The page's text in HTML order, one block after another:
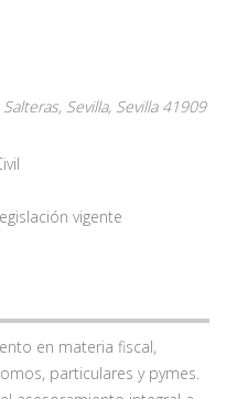
Sevilla, Sevilla 41909
vigente
en materia fiscal,
particulares y pymes.